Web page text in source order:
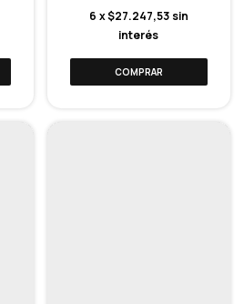
6 x$27.247,53 sin
interés